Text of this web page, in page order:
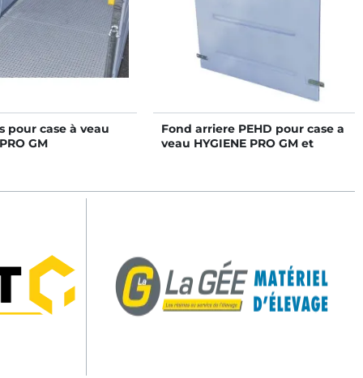
pour case à veau
GM
Fond arriere PEHD pour case a
veau HYGIENE PRO GM et